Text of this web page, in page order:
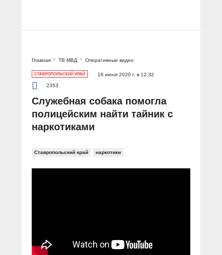
Главная ТВ МВД Оперативные видео
СТАВРОПОЛЬСКИЙ КРАЙ
16 июня 2020 г. в 12:32
2353
Служебная собака помогла
полицейским найти тайник с
наркотиками
Ставропольский край наркотики